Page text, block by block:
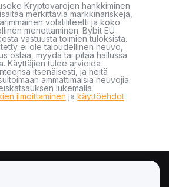
Kryptovarojen hankkiminen
merkittäviä markkinariskejä,
volatiliteetti ja koko
menettäminen. Bybit EU
vastuusta toimien tuloksista.
ei ole taloudellinen neuvo,
ostaa, myydä tai pitää hallussa
Käyttäjien tulee arvioida
itsenäisesti, ja heitä
ammattimaisia neuvojia.
lukemalla
ilmoittaminen ja käyttöehdot.